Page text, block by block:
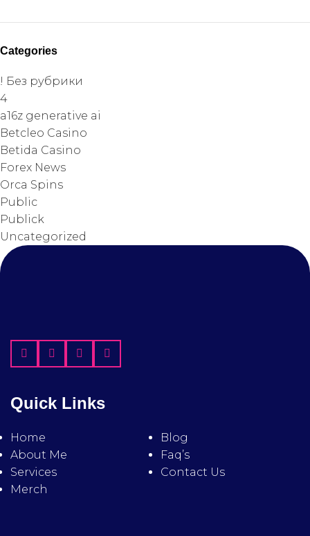
Categories
! Без рубрики
4
a16z generative ai
Betcleo Casino
Betida Casino
Forex News
Orca Spins
Public
Publick
Uncategorized
Quick Links
Home
About Me
Services
Merch
Blog
Faq’s
Contact Us